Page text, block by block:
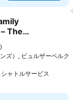
追加
The
the
ズ）, ビュルザーベルク
ャトルサービス